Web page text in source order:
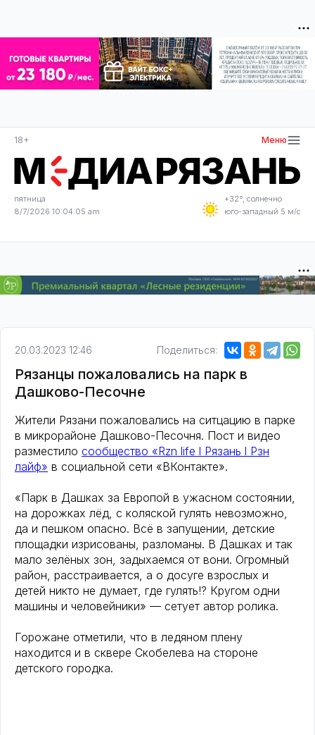
18+ Меню
пятница
8/7/2026 10:04:06 am
+32°, солнечно
юго-западный 5 м/с
20.03.2023 12:46 Поделиться:
Рязанцы пожаловались на парк в
Дашково-Песочне
Жители Рязани пожаловались на ситцацию в парке
в микрорайоне Дашково-Песочня. Пост и видео
разместило сообщество «Rzn life l Рязань l Рзн
лайф» в социальной сети «ВКонтакте».
«Парк в Дашках за Европой в ужасном состоянии,
на дорожках лёд, с коляской гулять невозможно,
да и пешком опасно. Всё в запущении, детские
площадки изрисованы, разломаны. В Дашках и так
мало зелёных зон, задыхаемся от вони. Огромный
район, расстраивается, а о досуге взрослых и
детей никто не думает, где гулять!? Кругом одни
машины и человейники» — сетует автор ролика.
Горожане отметили, что в ледяном плену
находится и в сквере Скобелева на стороне
детского городка.